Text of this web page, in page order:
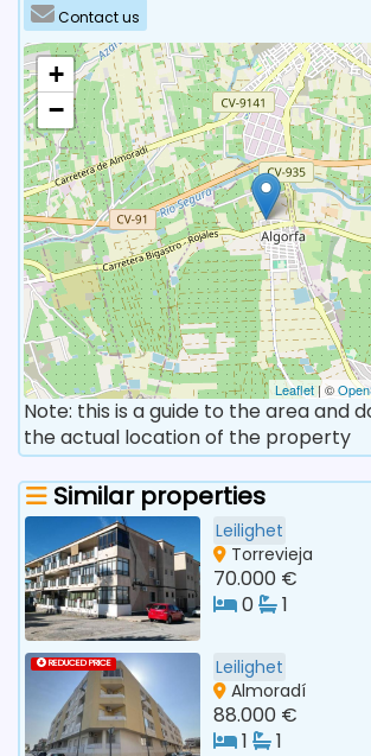
Contact us
+
−
Leaflet | ©
Note: this is a guide to the area and
the actual location of the property
Similar properties
Leilighet
Torrevieja
70.000 €
0
1
REDUCED PRICE
Leilighet
Almoradí
88.000 €
1
1